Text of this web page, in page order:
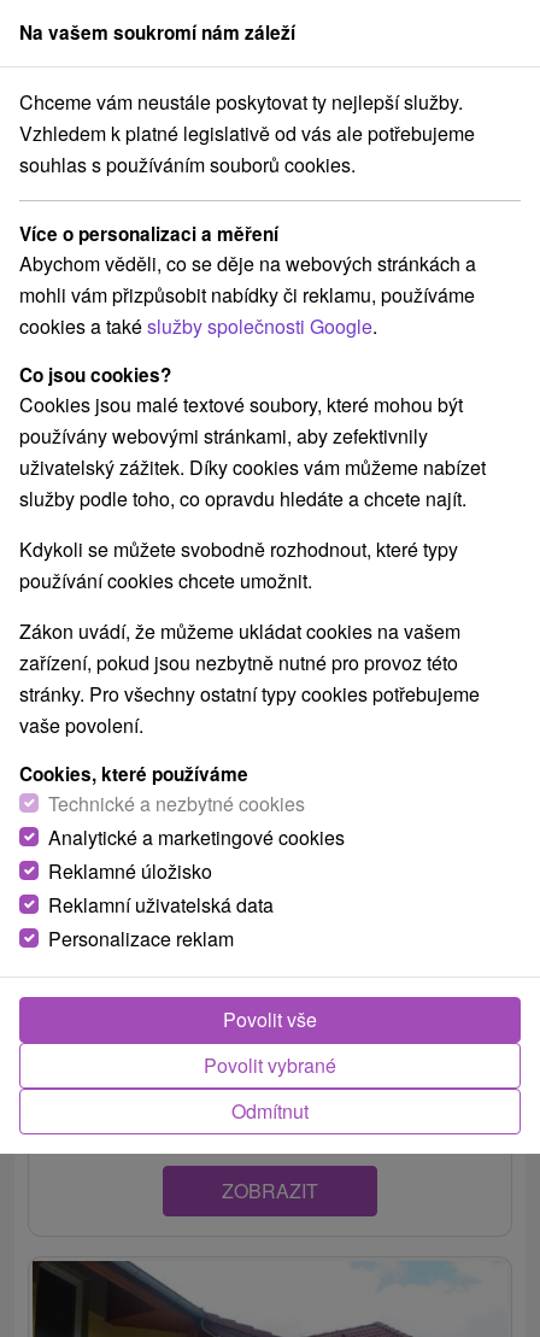
člen skupinySorger
Východné Slovensko Košický kraj Krásnohorské Podhradie
Priváty Krásnohorské Podhradie
Kategorie
Všechny kategorie
Chaty na prenájom(2)
Penzióny (2) Priváty (2)
Vyberte lokalitu nebo termín
VŠECHNY NEJLEVNĚJŠÍ NEJDRAŽŠÍ PODLE
Ubytovanie BETTY Krásnohorské Podhradie
Krásnohorské Podhradie
Privát s jedinečnou polohou na hraniciach troch
významných slovenských turistických regiónov, Gemer,...
ZOBRAZIT
Na vašem soukromí nám záleží
Chceme vám neustále poskytovat ty nejlepší služby.
Vzhledem k platné legislativě od vás ale potřebujeme
souhlas s používáním souborů cookies.
Více o personalizaci a měření
Abychom věděli, co se děje na webových stránkách a
mohli vám přizpůsobit nabídky či reklamu, používáme
cookies a takéslužby společnosti Google.
Co jsou cookies?
Cookies jsou malé textové soubory, které mohou být
používány webovými stránkami, aby zefektivnily
uživatelský zážitek. Díky cookies vám můžeme nabízet
služby podle toho, co opravdu hledáte a chcete najít.
Kdykoli se můžete svobodně rozhodnout, které typy
používání cookies chcete umožnit.
Zákon uvádí, že můžeme ukládat cookies na vašem
zařízení, pokud jsou nezbytně nutné pro provoz této
stránky. Pro všechny ostatní typy cookies potřebujeme
vaše povolení.
Cookies, které používáme
Technické a nezbytné cookies
Analytické a marketingové cookies
Reklamné úložisko
Reklamní uživatelská data
Personalizace reklam
Odmítnut
Povolit vybrané
Povolit vše